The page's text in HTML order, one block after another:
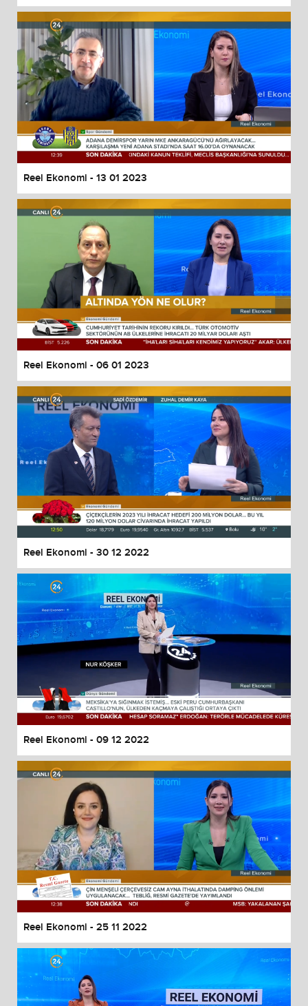
Reel Ekonomi - 13 01 2023
Reel Ekonomi - 06 01 2023
Reel Ekonomi - 30 12 2022
Reel Ekonomi - 09 12 2022
Reel Ekonomi - 25 11 2022